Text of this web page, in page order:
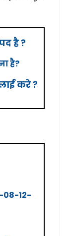
है ?
है?
करे ?
12-